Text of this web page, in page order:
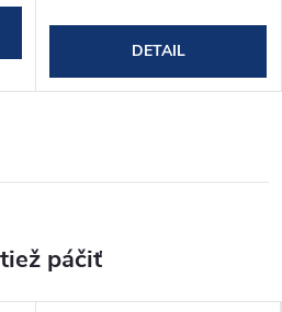
DETAIL